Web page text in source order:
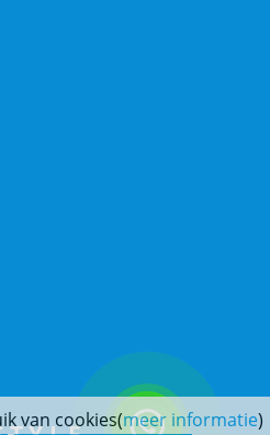
van cookies(meer informatie)